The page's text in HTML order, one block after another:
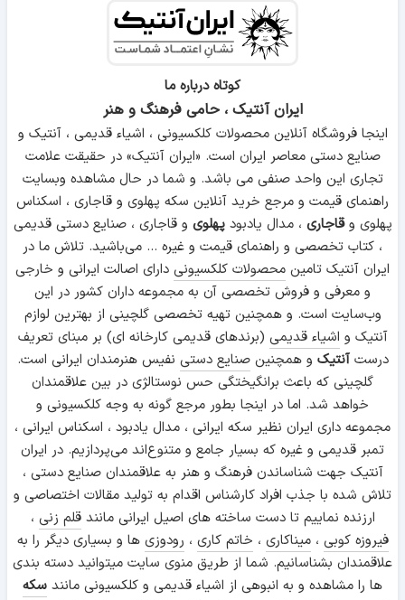
کوتاه درباره ما
ایران آنتیک ، حامی فرهنگ و هنر
اینجا فروشگاه آنلاین محصولات کلکسیونی ، اشیاء قدیمی ، آنتیک و
صنایع دستی معاصر ایران است. «ایران آنتیک» در حقیقت علامت
تجاری این واحد صنفی می باشد. و شما در حال مشاهده وبسایت
راهنمای قیمت و مرجع خرید آنلاین سکه پهلوی و قاجاری ، اسکناس
پهلوی وقاجاری ، مدال یادبودپهلوی و قاجاری ، صنایع دستی قدیمی
، کتاب تخصصی و راهنمای قیمت و غیره ... می‌باشید. تلاش ما در
ایران آنتیک تامین محصولات کلکسیونی دارای اصالت ایرانی و خارجی
و معرفی و فروش تخصصی آن به مجموعه داران کشور در این
وب‌سایت است. و همچنین تهیه تخصصی گلچینی از بهترین لوازم
آنتیک و اشیاء قدیمی (برندهای قدیمی کارخانه ای) بر مبنای تعریف
درستآنتیک و همچنینصنایع دستی نفیس هنرمندان ایرانی است.
گلچینی که باعث برانگیختگی حس نوستالژی در بین علاقمندان
خواهد شد. اما در اینجا بطور مرجع گونه به وجه کلکسیونی و
مجموعه داری ایران نظیر سکه ایرانی ، مدال یادبود ، اسکناس ایرانی ،
تمبر قدیمی و غیره که بسیار جامع و متنوع‌اند می‌پردازیم. در ایران
آنتیک جهت شناساندن فرهنگ و هنر به علاقمندان صنایع دستی ،
تلاش شده با جذب افراد کارشناس اقدام به تولید مقالات اختصاصی و
ارزنده نماییم تا دست ساخته های اصیل ایرانی مانندقلم زنی ،
فیروزه کوبی ،میناکاری ، خاتم کاری ، رودوزی ها و بسیاری دیگر را به
علاقمندان بشناسانیم. شما از طریق منوی سایت میتوانید دسته بندی
ها را مشاهده و به انبوهی از اشیاء قدیمی و کلکسیونی مانند سکه